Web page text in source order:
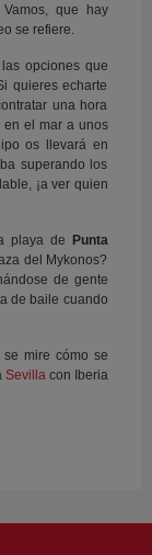
que hay
se refiere.
opciones que
quieres echarte
una hora
el mar a unos
os llevará en
superando los
¡a ver quien
playa de
Punta
del Mykonos?
de gente
de baile cuando
mire cómo se
Sevillacon Iberia